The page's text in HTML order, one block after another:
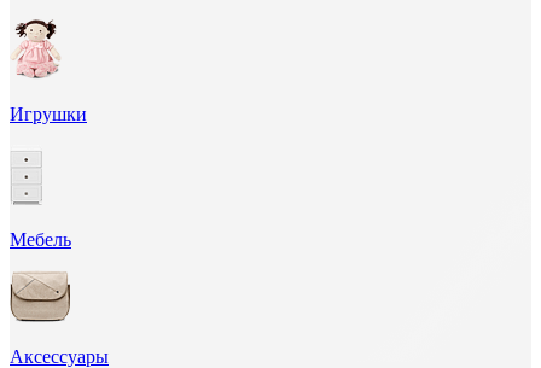
Игрушки
Мебель
Аксессуары